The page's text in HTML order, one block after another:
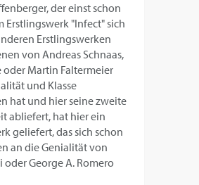
der einst schon
Erstlingswerk "Infect" sich
Erstlingswerken
von Andreas Schnaas,
oder Martin Faltermeier
und Klasse
hat und hier seine zweite
abliefert, hat hier ein
geliefert, das sich schon
an die Genialität von
oder George A. Romero